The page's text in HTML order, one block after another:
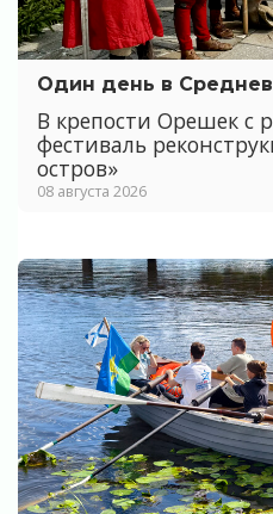
Один день в
В крепости Орешек с
фестиваль
остров»
08 августа 2026